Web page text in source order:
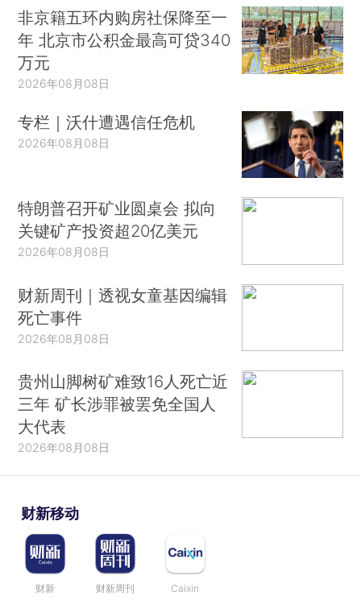
非京籍五环内购房社保降至一
年 北京市公积金最高可贷340
万元
2026年08月08日
专栏｜沃什遭遇信任危机
2026年08月08日
特朗普召开矿业圆桌会 拟向
关键矿产投资超20亿美元
2026年08月08日
财新周刊｜透视女童基因编辑
死亡事件
2026年08月08日
贵州山脚树矿难致16人死亡近
三年 矿长涉罪被罢免全国人
大代表
2026年08月08日
财新移动
财新 财新周刊 Caixin